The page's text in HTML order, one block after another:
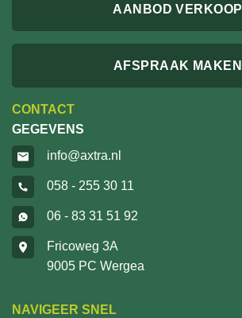
AANBOD VERKOOP
AFSPRAAK MAKEN
CONTACT
GEGEVENS
info@axtra.nl
058 - 255 30 11
06 - 83 31 51 92
Fricoweg 3A
9005 PC Wergea
NAVIGEER SNEL